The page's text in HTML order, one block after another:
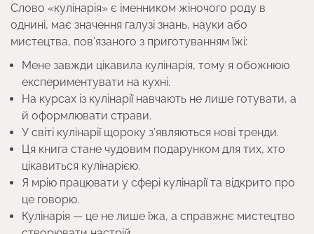
Слово «кулінарія» є іменником жіночого роду в
однині, має значення галузі знань, науки або
мистецтва, пов’язаного з приготуванням їжі:
Мене завжди цікавила кулінарія, тому я обожнюю
експериментувати на кухні.
На курсах із кулінарії навчають не лише готувати, а
й оформлювати страви.
У світі кулінарії щороку з’являються нові тренди.
Ця книга стане чудовим подарунком для тих, хто
цікавиться кулінарією.
Я мрію працювати у сфері кулінарії та відкрито про
це говорю.
Кулінарія — це не лише їжа, а справжнє мистецтво